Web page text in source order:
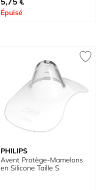
Épuisé
PHILIPS
Avent Protège-Mamelons
en Silicone Taille S